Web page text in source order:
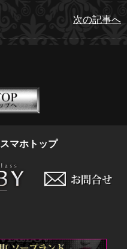
次の記事へ
スマホトップ